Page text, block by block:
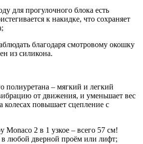
для прогулочного блока есть
к накидке, что сохраняет
благодаря смотровому окошку
из силикона.
полиуретана – мягкий и легкий
от движения, и уменьшает вес
колесах повышает сцепление с
Monaco 2 в 1 узкое – всего 57 см!
любой дверной проём или лифт;